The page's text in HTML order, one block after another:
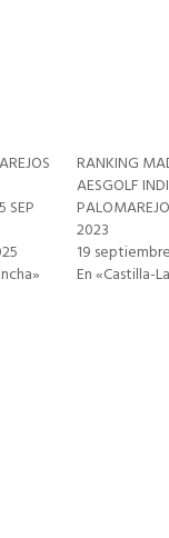
SEP
RANKING
AESGOLF
2023
19
En «Castilla-